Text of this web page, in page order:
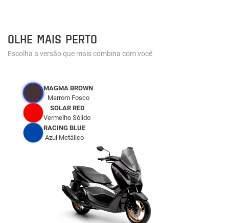
OLHE MAIS PERTO
Escolha a versão que mais combina com você
MAGMA BROWN
Marrom Fosco
SOLAR RED
Vermelho Sólido
RACING BLUE
Azul Metálico